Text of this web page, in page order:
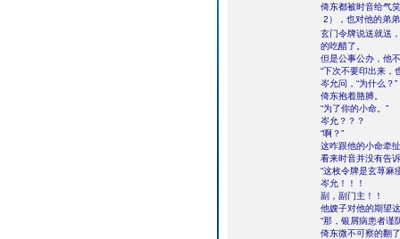
倚东都被时音给气
2），也对他的弟
玄门令牌说送就送
的吃醋了。
但是公事公办，他
“下次不要印出来，
岑允问，“为什么？”
倚东抱着胳膊。
“为了你的小命。”
岑允？？？
“啊？”
这咋跟他的小命牵
看来时音并没有告
“这枚令牌是玄荨麻
岑允！！！
副，副门主！！
他嫂子对他的期望
“那，银屑病患者谨
倚东微不可察的翻